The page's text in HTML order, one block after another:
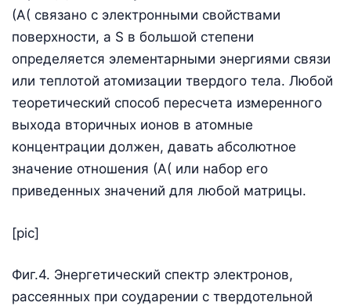
(А( связано с электронными свойствами
поверхности, а S в большой степени
определяется элементарными энергиями связи
или теплотой атомизации твердого тела. Любой
теоретический способ пересчета измеренного
выхода вторичных ионов в атомные
концентрации должен, давать абсолютное
значение отношения (А( или набор его
приведенных значений для любой матрицы.
[pic]
Фиг.4. Энергетический спектр электронов,
рассеянных при соударении с твердотельной